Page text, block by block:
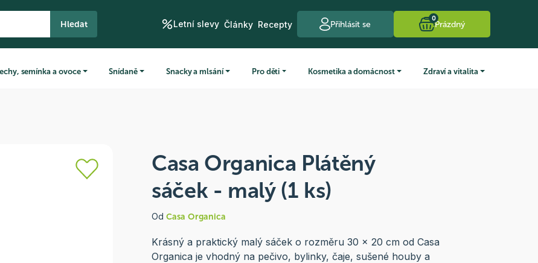
Hledat Letní slevy Články Recepty Přihlásit se
0
Prázdný
semínka a ovoce Snídaně Snacky a mlsání Pro děti Kosmetika a domácnost Zdraví a vitalita
Casa Organica Plátěný
sáček - malý (1 ks)
Od Casa Organica
Krásný a praktický malý sáček o rozměru 30 x 20 cm od Casa
Organica je vhodný na pečivo, bylinky, čaje, sušené houby a